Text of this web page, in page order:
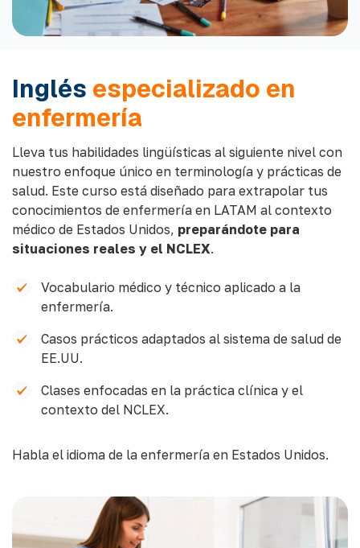
Inglés especializado en
enfermería
Lleva tus habilidades lingüísticas al siguiente nivel con
nuestro enfoque único en terminología y prácticas de
salud. Este curso está diseñado para extrapolar tus
conocimientos de enfermería en LATAM al contexto
médico de Estados Unidos, preparándote para
situaciones reales y el NCLEX.
Vocabulario médico y técnico aplicado a la
enfermería.
Casos prácticos adaptados al sistema de salud de
EE.UU.
Clases enfocadas en la práctica clínica y el
contexto del NCLEX.
Habla el idioma de la enfermería en Estados Unidos.